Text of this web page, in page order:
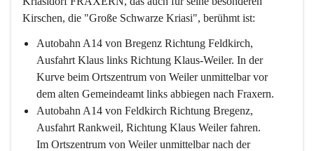
Kirschen, die "Große Schwarze Kriasi", berühmt ist:
Autobahn A14 von Bregenz Richtung Feldkirch,
Ausfahrt Klaus links Richtung Klaus-Weiler. In der
Kurve beim Ortszentrum von Weiler unmittelbar vor
dem alten Gemeindeamt links abbiegen nach Fraxern.
Autobahn A14 von Feldkirch Richtung Bregenz,
Ausfahrt Rankweil, Richtung Klaus Weiler fahren.
Im Ortszentrum von Weiler unmittelbar nach der